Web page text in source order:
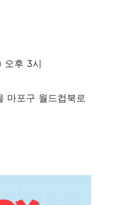
오후 3시
마포구 월드컵북로